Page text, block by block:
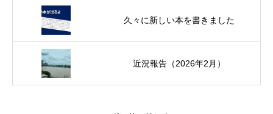
久々に新しい本を書きました
近況報告（2026年2月）